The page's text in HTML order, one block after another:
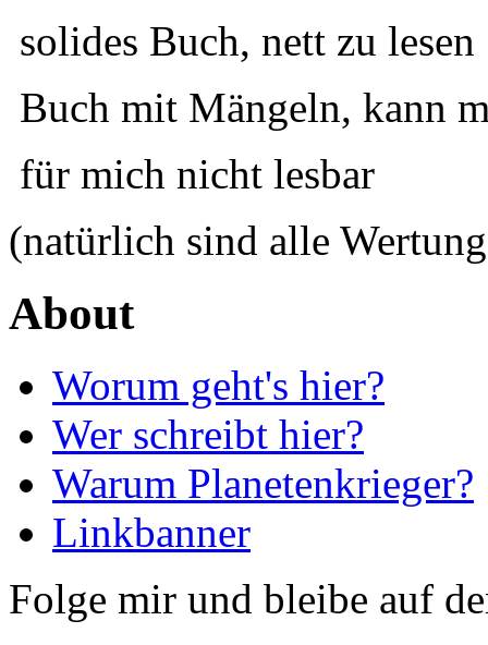
solides Buch, nett zu lesen
Buch mit Mängeln, kann
für mich nicht lesbar
(natürlich sind alle
About
Worum geht's hier?
Wer schreibt hier?
Warum Planetenkrieger?
Linkbanner
Folge mir und bleibe auf